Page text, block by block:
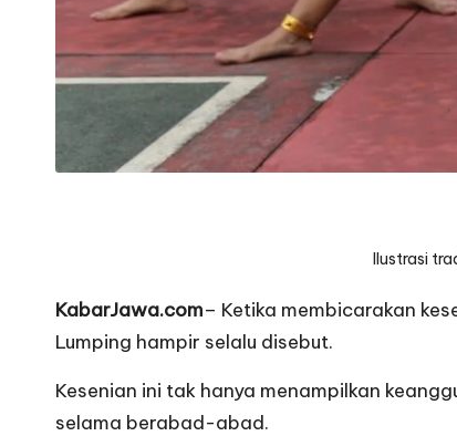
Ilustrasi
KabarJawa.com– Ketika membicarakan
Lumping hampir selalu disebut.
Kesenian ini tak hanya menampilkan
selama berabad-abad.